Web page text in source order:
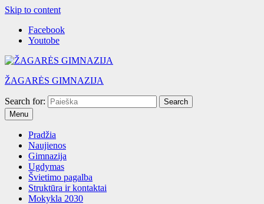
Skip to content
Facebook
Youtobe
ŽAGARĖS GIMNAZIJA
Search for:
Menu
Pradžia
Naujienos
Gimnazija
Ugdymas
Švietimo pagalba
Struktūra ir kontaktai
Mokykla 2030